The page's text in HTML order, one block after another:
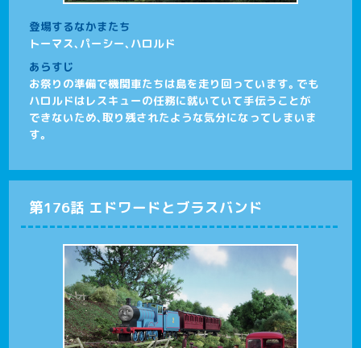
登場するなかまたち
トーマス、パーシー、ハロルド
あらすじ
お祭りの準備で機関車たちは島を走り回っています。でも
ハロルドはレスキューの任務に就いていて手伝うことが
できないため、取り残されたような気分になってしまいま
す。
第176話 エドワードとブラスバンド